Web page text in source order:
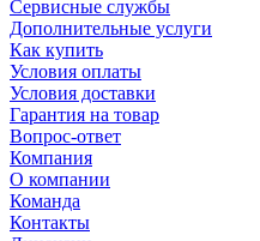
Сервисные службы
Дополнительные услуги
Как купить
Условия оплаты
Условия доставки
Гарантия на товар
Вопрос-ответ
Компания
О компании
Команда
Контакты